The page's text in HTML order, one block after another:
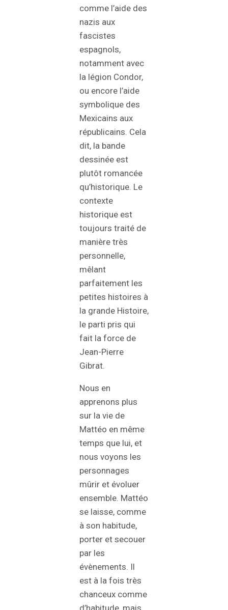
comme l’aide des
nazis aux
fascistes
espagnols,
notamment avec
la légion Condor,
ou encore l’aide
symbolique des
Mexicains aux
républicains. Cela
dit, la bande
dessinée est
plutôt romancée
qu’historique. Le
contexte
historique est
toujours traité de
manière très
personnelle,
mêlant
parfaitement les
petites histoires à
la grande Histoire,
le parti pris qui
fait la force de
Jean-Pierre
Gibrat.
Nous en
apprenons plus
sur la vie de
Mattéo en même
temps que lui, et
nous voyons les
personnages
mûrir et évoluer
ensemble. Mattéo
se laisse, comme
à son habitude,
porter et secouer
par les
évènements. Il
est à la fois très
chanceux comme
d’habitude, mais